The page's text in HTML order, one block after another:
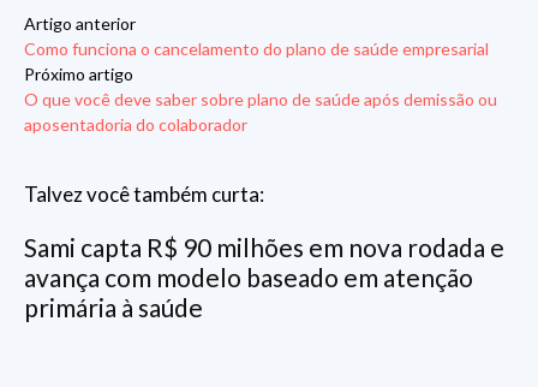
Artigo anterior
Como funciona o cancelamento do plano de saúde empresarial
Próximo artigo
O que você deve saber sobre plano de saúde após demissão ou
aposentadoria do colaborador
Talvez você também curta:
Sami capta R$ 90 milhões em nova rodada e
avança com modelo baseado em atenção
primária à saúde